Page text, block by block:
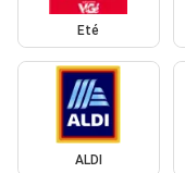
Eté
ALDI